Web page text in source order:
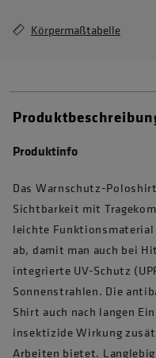
Körpermaßtabelle
Produktinfo
Das Warnschutz-
Sichtbarkeit mit
leichte
ab, damit man auch bei
integrierte UV-Schutz
Sonnenstrahlen. Die
Shirt auch nach langen
insektizide Wirkung
Arbeiten bietet.